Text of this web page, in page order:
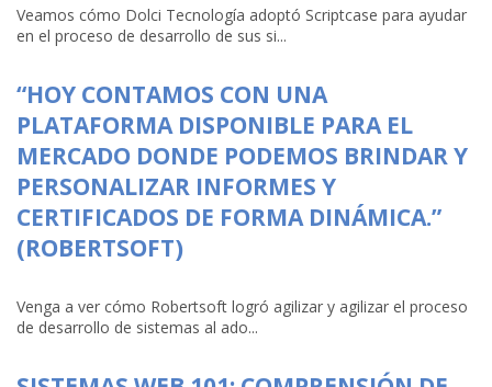
Veamos cómo Dolci Tecnología adoptó Scriptcase para ayudar
en el proceso de desarrollo de sus si...
“HOY CONTAMOS CON UNA
PLATAFORMA DISPONIBLE PARA EL
MERCADO DONDE PODEMOS BRINDAR Y
PERSONALIZAR INFORMES Y
CERTIFICADOS DE FORMA DINÁMICA.”
(ROBERTSOFT)
Venga a ver cómo Robertsoft logró agilizar y agilizar el proceso
de desarrollo de sistemas al ado...